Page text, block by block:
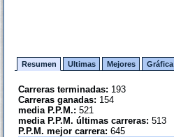
Resumen Ultimas Mejores Gráfica
Carreras terminadas: 193
Carreras ganadas: 154
media P.P.M.: 521
media P.P.M. últimas carreras: 513
P.P.M. mejor carrera: 645